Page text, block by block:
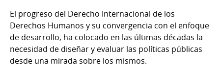
El progreso del Derecho Internacional de los
Derechos Humanos y su convergencia con el enfoque
de desarrollo, ha colocado en las últimas décadas la
necesidad de diseñar y evaluar las políticas públicas
desde una mirada sobre los mismos.